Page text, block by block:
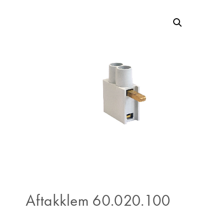
Aftakklem 60.020.100